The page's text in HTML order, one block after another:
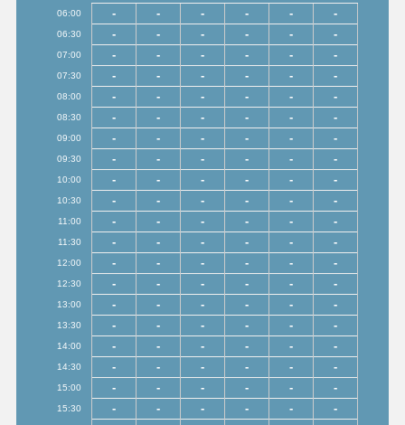
06:00 - - - - - -
06:30 - - - - - -
07:00 - - - - - -
07:30 - - - - - -
08:00 - - - - - -
08:30 - - - - - -
09:00 - - - - - -
09:30 - - - - - -
10:00 - - - - - -
10:30 - - - - - -
11:00 - - - - - -
11:30 - - - - - -
12:00 - - - - - -
12:30 - - - - - -
13:00 - - - - - -
13:30 - - - - - -
14:00 - - - - - -
14:30 - - - - - -
15:00 - - - - - -
15:30 - - - - - -